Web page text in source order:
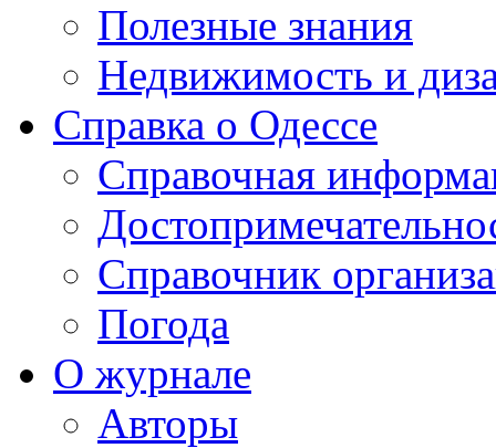
Полезные знания
Недвижимость и
Справка о Одессе
Справочная
Справочник
Погода
О журнале
Авторы